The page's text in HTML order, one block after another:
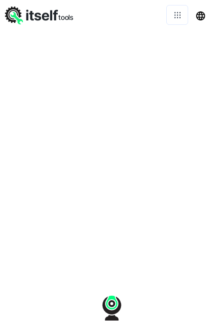
itselftools